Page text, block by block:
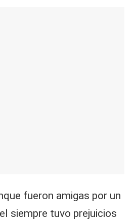
fueron amigas por un
siempre tuvo prejuicios